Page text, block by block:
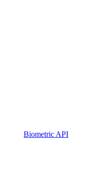
Biometric API